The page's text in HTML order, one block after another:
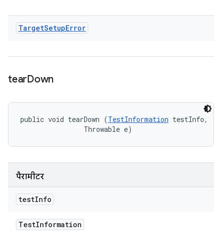
TargetSetupError
tearDown
public void tearDown (TestInformation testInfo,
                Throwable e)
पैरामीटर
testInfo
TestInformation